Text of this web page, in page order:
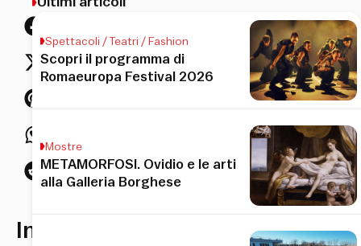
In
Spettacoli / Teatri / Fashion
Scopri il programma di
Romaeuropa Festival 2026
Mostre
METAMORFOSI. Ovidio e le arti
alla Galleria Borghese